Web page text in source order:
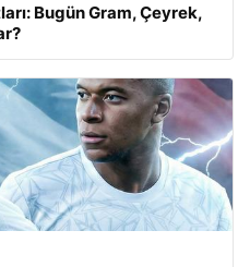
Bugün Gram, Çeyrek,